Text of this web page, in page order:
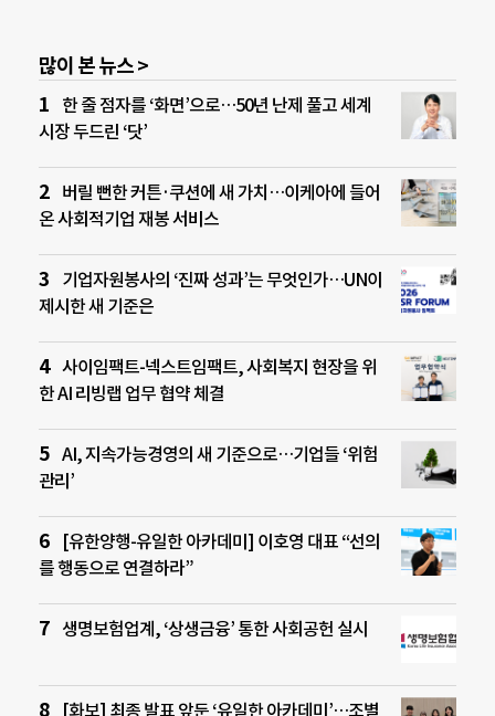
많이 본 뉴스 >
한 줄 점자를 ‘화면’으로…50년 난제 풀고 세계
시장 두드린 ‘닷’
버릴 뻔한 커튼·쿠션에 새 가치…이케아에 들어
온 사회적기업 재봉 서비스
기업자원봉사의 ‘진짜 성과’는 무엇인가…UN이
제시한 새 기준은
사이임팩트-넥스트임팩트, 사회복지 현장을 위
한 AI 리빙랩 업무 협약 체결
AI, 지속가능경영의 새 기준으로…기업들 ‘위험
관리’
[유한양행-유일한 아카데미] 이호영 대표 “선의
를 행동으로 연결하라”
생명보험업계, ‘상생금융’ 통한 사회공헌 실시
[화보] 최종 발표 앞둔 ‘유일한 아카데미’…조별